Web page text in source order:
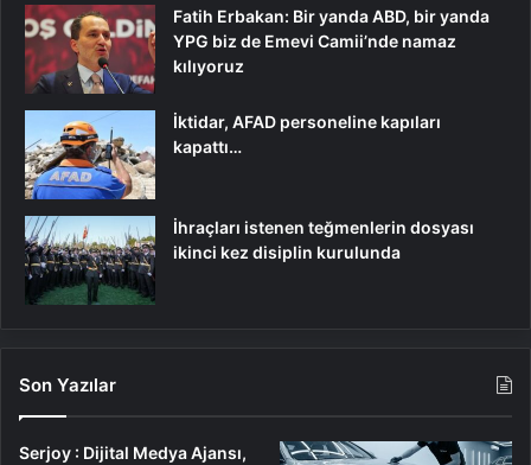
Fatih Erbakan: Bir yanda ABD, bir yanda
YPG biz de Emevi Camii’nde namaz
kılıyoruz
İktidar, AFAD personeline kapıları
kapattı…
İhraçları istenen teğmenlerin dosyası
ikinci kez disiplin kurulunda
Son Yazılar
Serjoy : Dijital Medya Ajansı,